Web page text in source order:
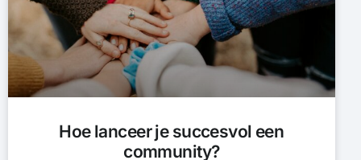
Hoe lanceer je succesvol een
community?